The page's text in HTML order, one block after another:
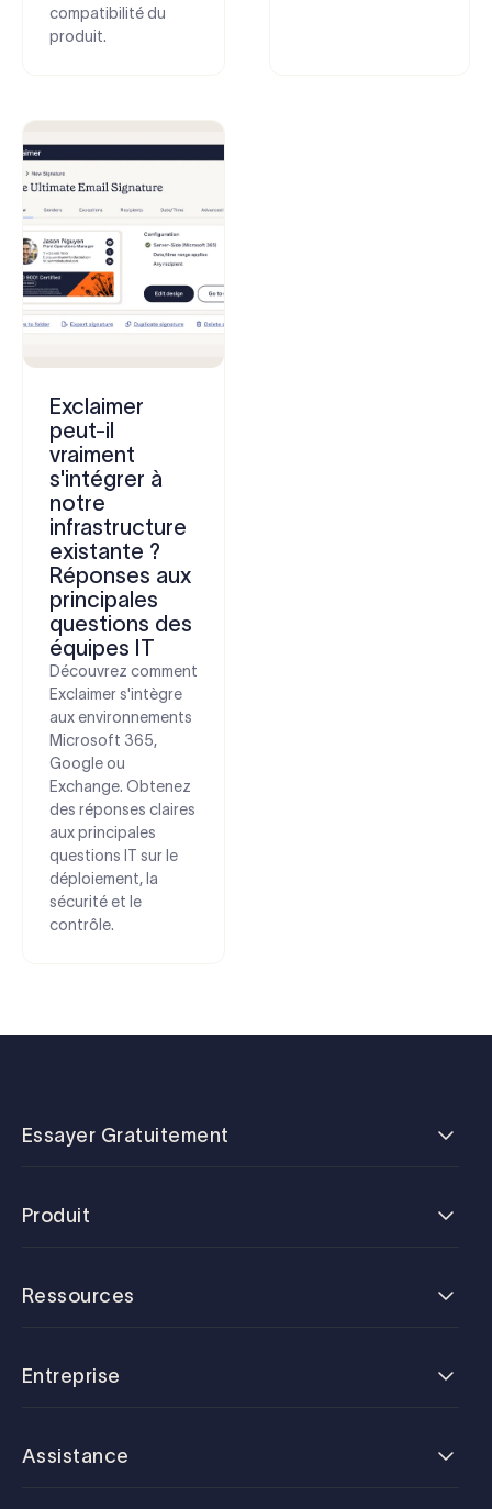
compatibilité du
produit.
Exclaimer
peut-il
vraiment
s'intégrer à
notre
infrastructure
existante ?
Réponses aux
principales
questions des
équipes IT
Découvrez comment
Exclaimer s'intègre
aux environnements
Microsoft 365,
Google ou
Exchange. Obtenez
des réponses claires
aux principales
questions IT sur le
déploiement, la
sécurité et le
contrôle.
Essayer Gratuitement
Produit
Ressources
Entreprise
Assistance